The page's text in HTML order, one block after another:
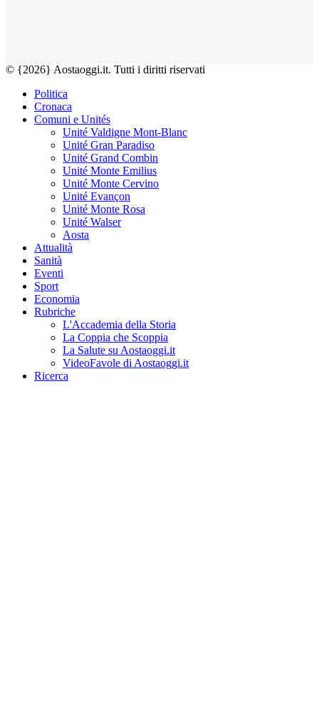
© {2026} Aostaoggi.it. Tutti i diritti riservati
Politica
Cronaca
Comuni e Unités
Unité Valdigne Mont-Blanc
Unité Gran Paradiso
Unité Grand Combin
Unité Monte Emilius
Unité Monte Cervino
Unité Evançon
Unité Monte Rosa
Unité Walser
Aosta
Attualità
Sanità
Eventi
Sport
Economia
Rubriche
L'Accademia della Storia
La Coppia che Scoppia
La Salute su Aostaoggi.it
VideoFavole di Aostaoggi.it
Ricerca